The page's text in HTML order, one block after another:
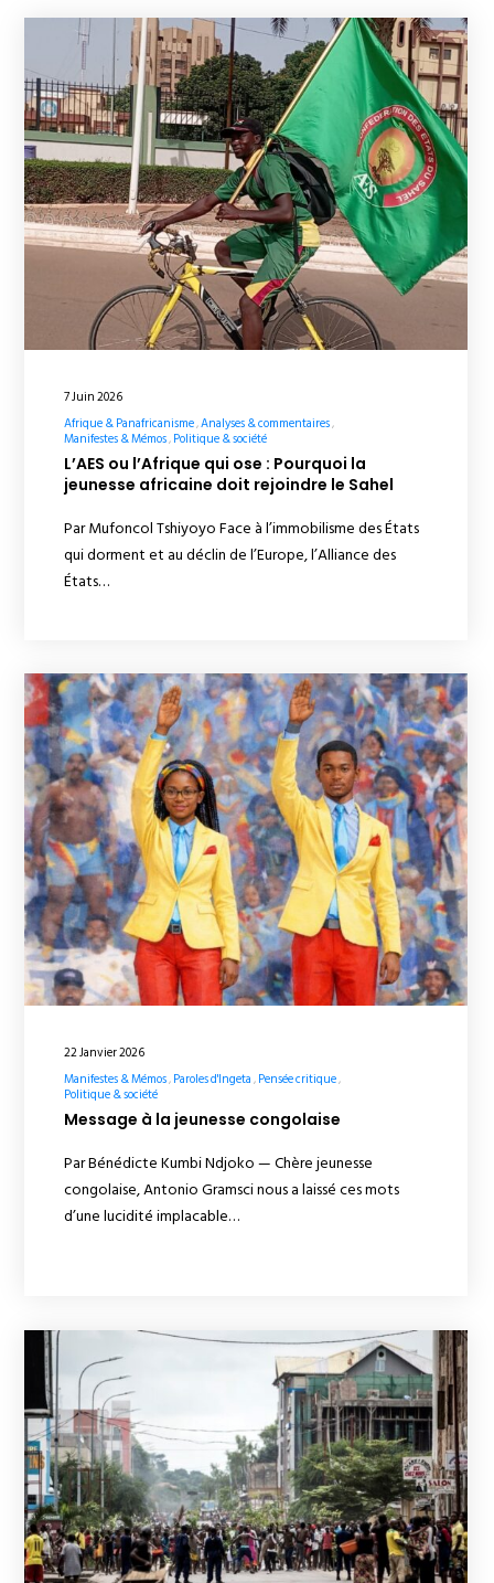
7 Juin 2026
Afrique & Panafricanisme Analyses & commentaires
Manifestes & Mémos Politique & société
L’AES ou l’Afrique qui ose : Pourquoi la
jeunesse africaine doit rejoindre le Sahel
Par Mufoncol Tshiyoyo Face à l’immobilisme des États
qui dorment et au déclin de l’Europe, l’Alliance des
États…
22 Janvier 2026
Manifestes & Mémos Paroles d'Ingeta Pensée critique
Politique & société
Message à la jeunesse congolaise
Par Bénédicte Kumbi Ndjoko — Chère jeunesse
congolaise, Antonio Gramsci nous a laissé ces mots
d’une lucidité implacable…